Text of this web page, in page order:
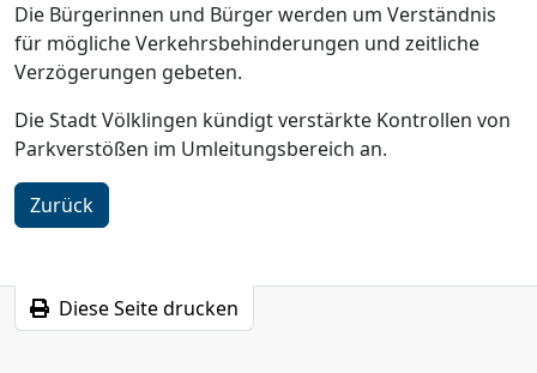
Die Bürgerinnen und Bürger werden um Verständnis
für mögliche Verkehrsbehinderungen und zeitliche
Verzögerungen gebeten.
Die Stadt Völklingen kündigt verstärkte Kontrollen von
Parkverstößen im Umleitungsbereich an.
Zurück
Diese Seite drucken